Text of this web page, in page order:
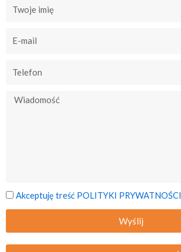
Akceptuję treść POLITYKI PRYWATNOŚCI
Wyślij